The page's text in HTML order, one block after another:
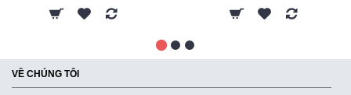
VỀ CHÚNG TÔI